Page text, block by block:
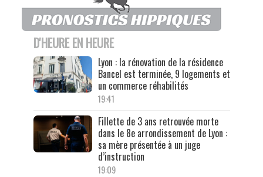
D'HEURE EN HEURE
Lyon : la rénovation de la résidence
Bancel est terminée, 9 logements et
un commerce réhabilités
19:41
Fillette de 3 ans retrouvée morte
dans le 8e arrondissement de Lyon :
sa mère présentée à un juge
d’instruction
19:09